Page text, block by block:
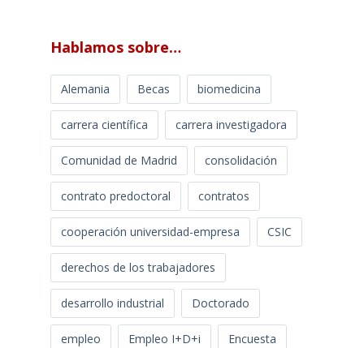
Hablamos sobre…
Alemania Becas biomedicina
carrera científica carrera investigadora
Comunidad de Madrid consolidación
contrato predoctoral contratos
cooperación universidad-empresa CSIC
derechos de los trabajadores
desarrollo industrial Doctorado
empleo Empleo I+D+i Encuesta